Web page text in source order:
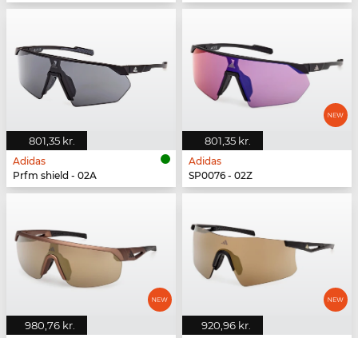
801,35 kr.
Adidas
Prfm shield - 02A
801,35 kr.
Adidas
SP0076 - 02Z
980,76 kr. 920,96 kr.